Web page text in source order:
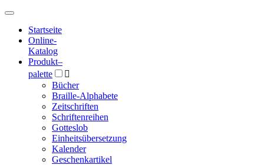
Hauptmenü
Hauptmenü
Startseite
Online-
Katalog
Produkt–
palette

Bücher
Braille-Alphabete
Zeitschriften
Schriftenreihen
Gotteslob
Einheitsübersetzung
Kalender
Geschenkartikel